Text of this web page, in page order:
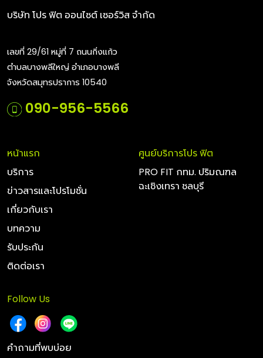
บริษัท โปร ฟิต ออนไซต์ เซอร์วิส จำกัด
เลขที่ 29/61 หมู่ที่ 7 ถนนกิ่งแก้ว
ตำบลบางพลีใหญ่ อำเภอบางพลี
จังหวัดสมุทรปราการ 10540
090-956-5566
หน้าแรก
บริการ
ข่าวสารและโปรโมชั่น
เกี่ยวกับเรา
บทความ
รับประกัน
ติดต่อเรา
ศูนย์บริการโปร ฟิต
PRO FIT กทม. ปริมณฑล
ฉะเชิงเทรา ชลบุรี
Follow Us
คำถามที่พบบ่อย